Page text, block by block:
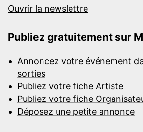
Ouvrir la newslettre
Publiez gratuitement sur
Annoncez votre événement
sorties
Publiez votre fiche Artiste
Publiez votre fiche
Déposez une petite annonce